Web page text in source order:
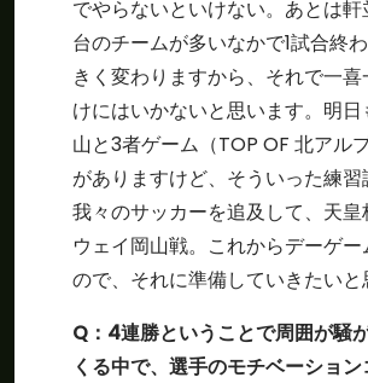
でやらないといけない。あとは
台のチームが多いなかで1試合終
きく変わりますから、それで一
けにはいかないと思います。明日
山と3者ゲーム（TOP OF 北アル
がありますけど、そういった練習
我々のサッカーを追及して、天皇
ウェイ岡山戦。これからデーゲー
ので、それに準備していきたいと
Q：4連勝ということで周囲が騒
くる中で、選手のモチベーショ